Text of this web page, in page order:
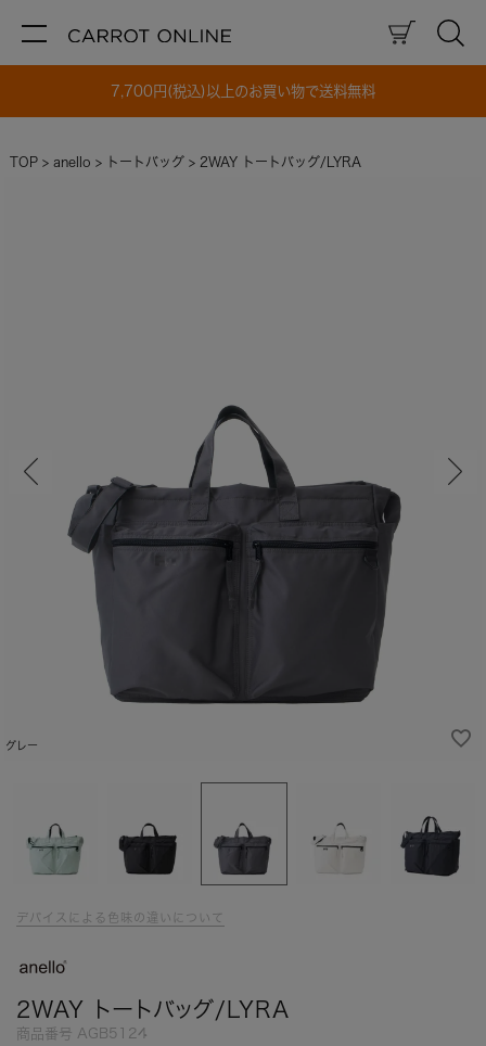
7,700円(税込)以上のお買い物で送料無料
TOP anello トートバッグ 2WAY トートバッグ/LYRA
グレー
デバイスによる色味の違いについて
2WAY トートバッグ/LYRA
商品番号 AGB5124